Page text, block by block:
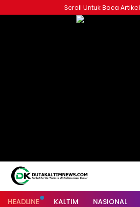
to
Scroll Untuk Baca Artikel
HEADLINE KALTIM NASIONAL